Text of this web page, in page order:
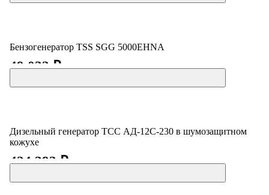
Бензогенератор TSS SGG 5000EHNA
49 033 ₽
Дизельный генератор ТСС АД-12С-230 в шумозащитном
кожухе
424 393 ₽